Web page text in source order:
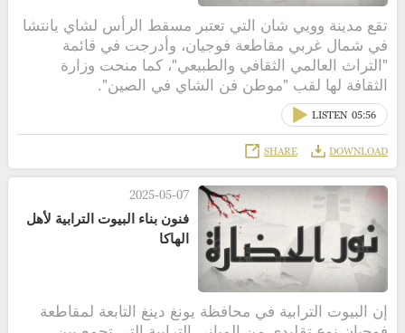
تقع مدينة وويي شان التي تعتبر مسقط الرأس لشاي يانتشا
في شمال غربي مقاطعة فوجيان، وأدرجت في قائمة
"التراث العالمي الثقافي والطبيعي"، كما منحت وزارة
الثقافة لها لقب "موطن فن الشاي في الصين".
LISTEN 05:56
DOWNLOAD
SHARE
2025-05-07
فنون بناء البيوت الترابية لأهل
الهاكا
إن البيوت الترابية في محافظة يونغ دينغ التابعة لمقاطعة